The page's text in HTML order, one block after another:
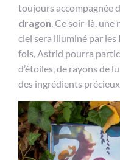
toujours accompagnée
dragon. Ce soir-là, une
ciel sera illuminé par les
fois, Astrid pourra
d’étoiles, de rayons de
des ingrédients